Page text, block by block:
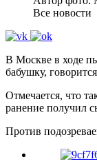
Все новости
В Москве в ходе
бабушку,
Отмечается, что
ранение получил
Против